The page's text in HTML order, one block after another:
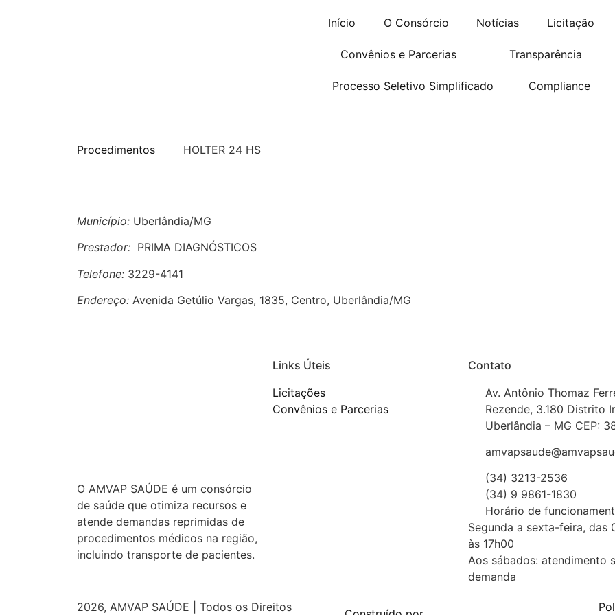
Início O Consórcio Notícias Licitação
Convênios e Parcerias Transparência
Processo Seletivo Simplificado Compliance
Procedimentos HOLTER 24 HS
Município: Uberlândia/MG
Prestador: PRIMA DIAGNÓSTICOS
Telefone: 3229-4141
Endereço: Avenida Getúlio Vargas, 1835, Centro, Uberlândia/MG
O AMVAP SAÚDE é um consórcio
de saúde que otimiza recursos e
atende demandas reprimidas de
procedimentos médicos na região,
incluindo transporte de pacientes.
Links Úteis
Licitações
Convênios e Parcerias
Contato
Av. Antônio Thomaz
Rezende, 3.180 Distrito
Uberlândia – MG CEP:
(34) 3213-2536
(34) 9 9861-1830
Horário de
Segunda a sexta-feira, das
às 17h00
Aos sábados: atendimento
demanda
2026, AMVAP SAÚDE | Todos os Direitos